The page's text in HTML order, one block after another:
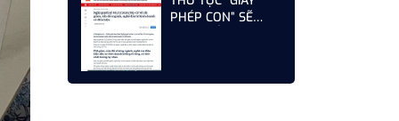
PHÉP CON” SẼ
NGHIỆP XÂY DỰNG